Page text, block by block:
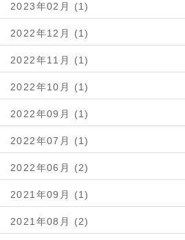
2023年02月 (1)
2022年12月 (1)
2022年11月 (1)
2022年10月 (1)
2022年09月 (1)
2022年07月 (1)
2022年06月 (2)
2021年09月 (1)
2021年08月 (2)